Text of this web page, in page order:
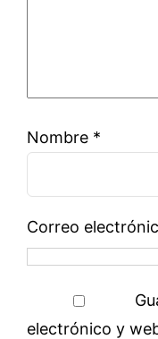
Nombre *
Correo
electrónico y